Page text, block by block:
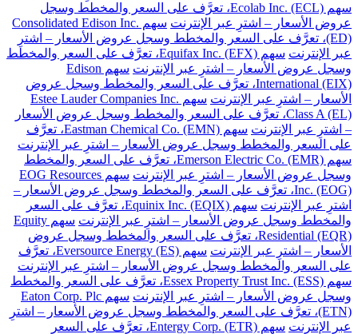
سهم Ecolab Inc. (ECL)، تعرَّف على السعر والمخطط وسجل
عروض الأسعار – اشترِ عبر الإنترنت
سهم Consolidated Edison Inc.
(ED)، تعرَّف على السعر والمخطط وسجل عروض الأسعار – اشترِ
عبر الإنترنت
سهم Equifax Inc. (EFX)، تعرَّف على السعر والمخطط
وسجل عروض الأسعار – اشترِ عبر الإنترنت
سهم Edison
International (EIX)، تعرَّف على السعر والمخطط وسجل عروض
الأسعار – اشترِ عبر الإنترنت
سهم Estee Lauder Companies Inc.
Class A (EL)، تعرَّف على السعر والمخطط وسجل عروض الأسعار
– اشترِ عبر الإنترنت
سهم Eastman Chemical Co. (EMN)، تعرَّف
على السعر والمخطط وسجل عروض الأسعار – اشترِ عبر الإنترنت
سهم Emerson Electric Co. (EMR)، تعرَّف على السعر والمخطط
وسجل عروض الأسعار – اشترِ عبر الإنترنت
سهم EOG Resources
Inc. (EOG)، تعرَّف على السعر والمخطط وسجل عروض الأسعار –
اشترِ عبر الإنترنت
سهم Equinix Inc. (EQIX)، تعرَّف على السعر
والمخطط وسجل عروض الأسعار – اشترِ عبر الإنترنت
سهم Equity
Residential (EQR)، تعرَّف على السعر والمخطط وسجل عروض
الأسعار – اشترِ عبر الإنترنت
سهم Eversource Energy (ES)، تعرَّف
على السعر والمخطط وسجل عروض الأسعار – اشترِ عبر الإنترنت
سهم Essex Property Trust Inc. (ESS)، تعرَّف على السعر والمخطط
وسجل عروض الأسعار – اشترِ عبر الإنترنت
سهم Eaton Corp. Plc
(ETN)، تعرَّف على السعر والمخطط وسجل عروض الأسعار – اشترِ
عبر الإنترنت
سهم Entergy Corp. (ETR)، تعرَّف على السعر